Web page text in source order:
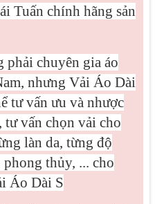
Tuấn chính hãng sản
phải chuyên gia áo
nhưng Vải Áo Dài
tư vấn ưu và nhược
vấn chọn vải cho
làn da, từng độ
thủy, ... cho
Áo Dài S